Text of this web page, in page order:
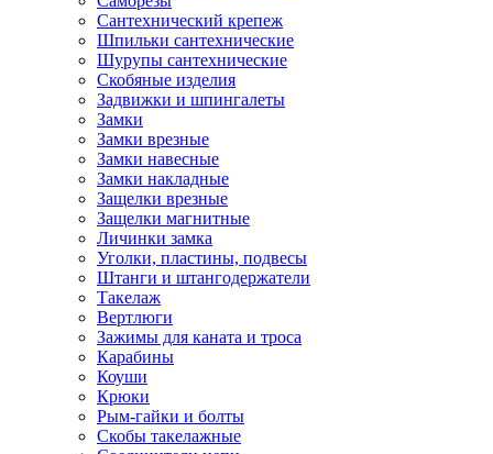
Сантехнический крепеж
Шпильки сантехнические
Шурупы сантехнические
Скобяные изделия
Задвижки и шпингалеты
Замки
Замки врезные
Замки навесные
Замки накладные
Защелки врезные
Защелки магнитные
Личинки замка
Уголки, пластины, подвесы
Штанги и штангодержатели
Такелаж
Вертлюги
Зажимы для каната и троса
Карабины
Коуши
Крюки
Рым-гайки и болты
Скобы такелажные